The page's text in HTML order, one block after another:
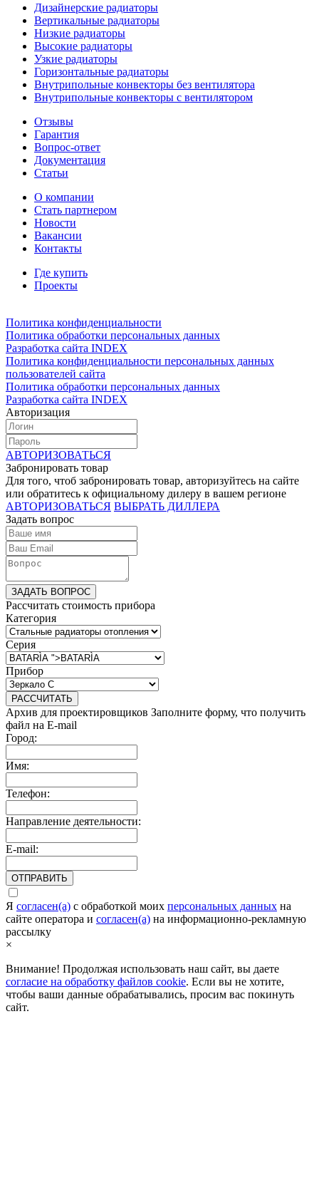
Дизайнерские радиаторы
Вертикальные радиаторы
Низкие радиаторы
Высокие радиаторы
Узкие радиаторы
Горизонтальные радиаторы
Внутрипольные конвекторы без вентилятора
Внутрипольные конвекторы с вентилятором
Отзывы
Гарантия
Вопрос-ответ
Документация
Статьи
О компании
Стать партнером
Новости
Вакансии
Контакты
Где купить
Проекты
Политика конфиденциальности
Политика обработки персональных данных
Разработка сайта INDEX
Политика конфиденциальности персональных данных
пользователей сайта
Политика обработки персональных данных
Разработка сайта INDEX
Авторизация
АВТОРИЗОВАТЬСЯ
Забронировать товар
Для того, чтоб забронировать товар, авторизуйтесь на сайте
или обратитесь к официальному дилеру в вашем регионе
АВТОРИЗОВАТЬСЯ ВЫБРАТЬ ДИЛЛЕРА
Задать вопрос
ЗАДАТЬ ВОПРОС
Рассчитать стоимость прибора
Категория
Серия
Прибор
РАССЧИТАТЬ
Архив для проектировщиков Заполните форму, что получить
файл на E-mail
Город:
Имя:
Телефон:
Направление деятельности:
E-mail:
ОТПРАВИТЬ
Я согласен(а) c обработкой моих персональных данных на
сайте оператора и согласен(а) на информационно-рекламную
рассылку
×
Внимание! Продолжая использовать наш сайт, вы даете
согласие на обработку файлов cookie. Если вы не хотите,
чтобы ваши данные обрабатывались, просим вас покинуть
сайт.